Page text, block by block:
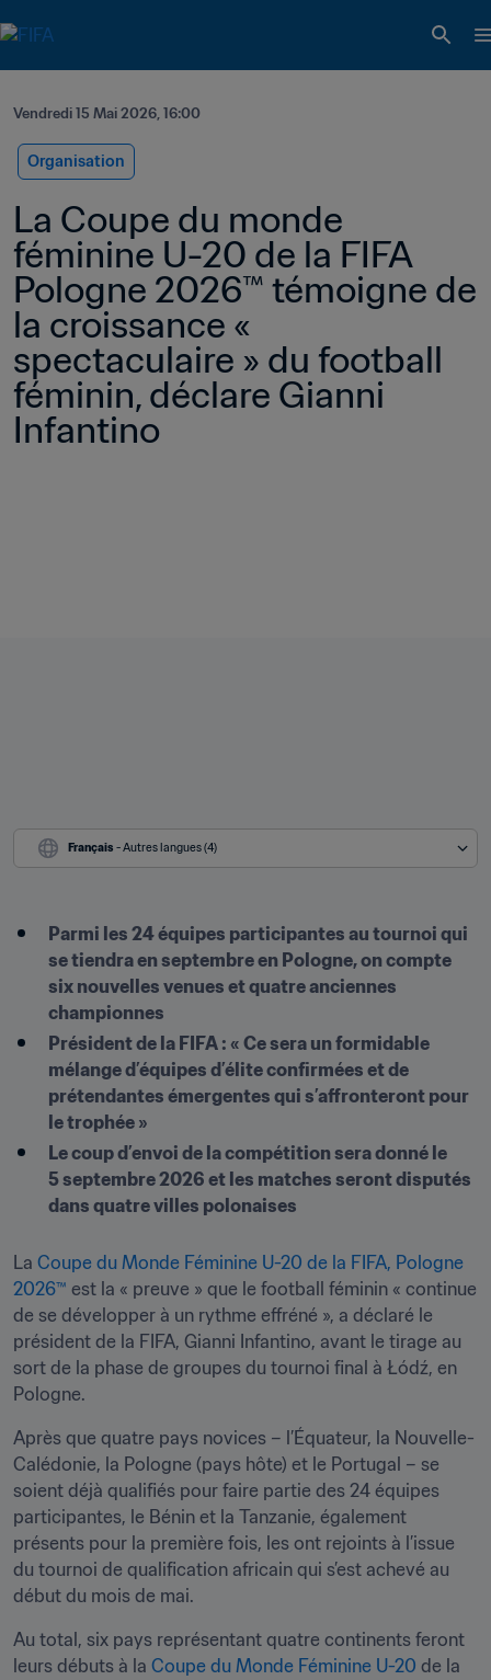
Vendredi 15 Mai 2026, 16:00
Organisation
La Coupe du monde
féminine U-20 de la FIFA
Pologne 2026™ témoigne de
la croissance «
spectaculaire » du football
féminin, déclare Gianni
Infantino
Français - Autres langues (4)
Parmi les 24 équipes participantes au tournoi qui
se tiendra en septembre en Pologne, on compte
six nouvelles venues et quatre anciennes
championnes
Président de la FIFA : « Ce sera un formidable
mélange d’équipes d’élite confirmées et de
prétendantes émergentes qui s’affronteront pour
le trophée »
Le coup d’envoi de la compétition sera donné le
5 septembre 2026 et les matches seront disputés
dans quatre villes polonaises
La Coupe du Monde Féminine U-20 de la FIFA, Pologne
2026™ est la « preuve » que le football féminin « continue
de se développer à un rythme effréné », a déclaré le
président de la FIFA, Gianni Infantino, avant le tirage au
sort de la phase de groupes du tournoi final à Łódź, en
Pologne.
Après que quatre pays novices – l’Équateur, la Nouvelle-
Calédonie, la Pologne (pays hôte) et le Portugal – se
soient déjà qualifiés pour faire partie des 24 équipes
participantes, le Bénin et la Tanzanie, également
présents pour la première fois, les ont rejoints à l’issue
du tournoi de qualification africain qui s’est achevé au
début du mois de mai.
Au total, six pays représentant quatre continents feront
leurs débuts à la Coupe du Monde Féminine U-20 de la